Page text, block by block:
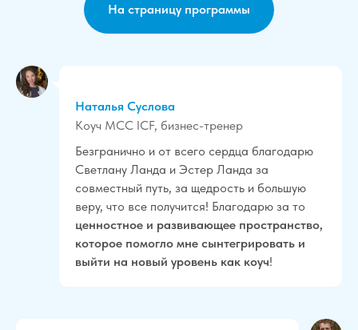
На страницу программы
Наталья Суслова
Коуч MCC ICF, бизнес-тренер
Безгранично и от всего сердца благодарю
Светлану Ланда и Эстер Ланда за
совместный путь, за щедрость и большую
веру, что все получится! Благодарю за то
ценностное и развивающее пространство,
которое помогло мне сынтегрировать и
выйти на новый уровень как коуч!